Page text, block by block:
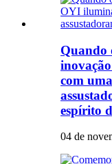
Quando
com
espírito
04 de